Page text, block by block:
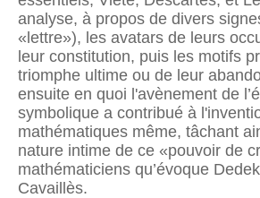
analyse, à propos de divers
«lettre»), les avatars de leurs
leur constitution, puis les motifs
triomphe ultime ou de leur
ensuite en quoi l'avènement de
symbolique a contribué à
mathématiques même, tâchant
nature intime de ce «pouvoir de
mathématiciens qu’évoque
Cavaillès.